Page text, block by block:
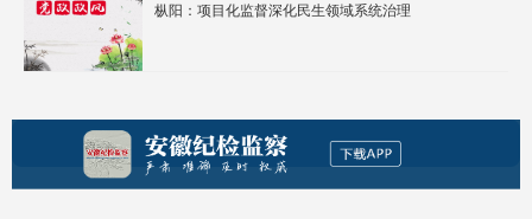
枞阳：项目化监督深化民生领域系统治理